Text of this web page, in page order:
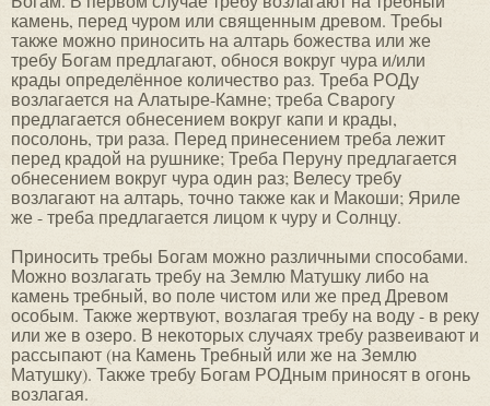
камень, перед чуром или священным древом. Требы
также можно приносить на алтарь божества или же
требу Богам предлагают, обнося вокруг чура и/или
крады определённое количество раз. Треба РОДу
возлагается на Алатыре-Камне; треба Сварогу
предлагается обнесением вокруг капи и крады,
посолонь, три раза. Перед принесением треба лежит
перед крадой на рушнике; Треба Перуну предлагается
обнесением вокруг чура один раз; Велесу требу
возлагают на алтарь, точно также как и Макоши; Яриле
же - треба предлагается лицом к чуру и Солнцу.
Приносить требы Богам можно различными способами.
Можно возлагать требу на Землю Матушку либо на
камень требный, во поле чистом или же пред Древом
особым. Также жертвуют, возлагая требу на воду - в реку
или же в озеро. В некоторых случаях требу развеивают и
рассыпают (на Камень Требный или же на Землю
Матушку). Также требу Богам РОДным приносят в огонь
возлагая.